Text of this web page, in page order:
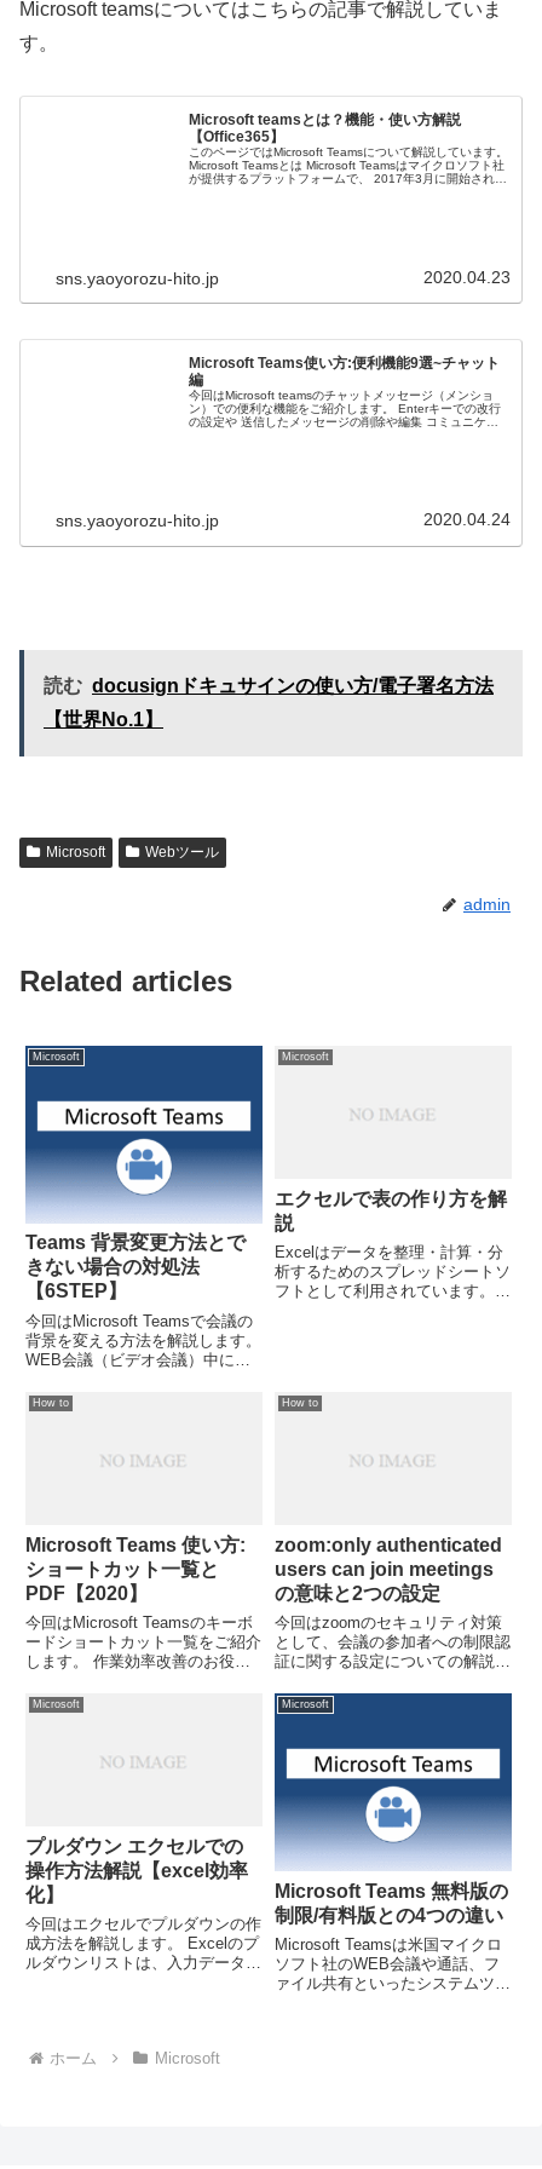
Microsoft teamsについてはこちらの記事で解説していま
す。
Microsoft teamsとは？機能・使い方解説
【Office365】
このページではMicrosoft Teamsについて解説しています。
Microsoft Teamsとは Microsoft Teamsはマイクロソフト社
が提供するプラットフォームで、 2017年3月に開始されま
sns.yaoyorozu-hito.jp 2020.04.23
Microsoft Teams使い方:便利機能9選~チャット
編
今回はMicrosoft teamsのチャットメッセージ（メンショ
ン）での便利な機能をご紹介します。 Enterキーでの改行
の設定や 送信したメッセージの削除や編集 コミュニケー
sns.yaoyorozu-hito.jp 2020.04.24
読む docusignドキュサインの使い方/電子署名方法
【世界No.1】
Microsoft Webツール
admin
Related articles
Microsoft
Teams 背景変更方法とで
きない場合の対処法
【6STEP】
今回はMicrosoft Teamsで会議の
背景を変える方法を解説します。
WEB会議（ビデオ会議）中に自
くない場合に便利な機能です。
Microsoft
エクセルで表の作り方を解
説
Excelはデータを整理・計算・分
析するためのスプレッドシートソ
フトとして利用されています。
How to
Microsoft Teams 使い方:
ショートカット一覧と
PDF【2020】
今回はMicrosoft Teamsのキーボ
ードショートカット一覧をご紹介
します。 作業効率改善のお役に
How to
zoom:only authenticated
users can join meetings
の意味と2つの設定
今回はzoomのセキュリティ対策
として、会議の参加者への制限認
証に関する設定についての解説で
can join meetingsという項目の意
味と設定についてです。
Microsoft
プルダウン エクセルでの
操作方法解説【excel効率
化】
今回はエクセルでプルダウンの作
成方法を解説します。 Excelのプ
ルダウンリストは、入力データの
効率を向上させ、入力ミス
Microsoft
Microsoft Teams 無料版の
制限/有料版との4つの違い
Microsoft Teamsは米国マイクロ
ソフト社のWEB会議や通話、フ
ァイル共有といったシステムツー
ホーム
Microsoft